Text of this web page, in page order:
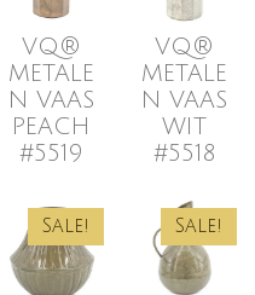
VQ®
METALE
N VAAS
PEACH
#5519
VQ®
METALE
N VAAS
WIT
#5518
Sale! Sale!